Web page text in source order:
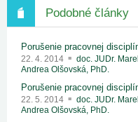
Podobné články
Porušenie pracovnej
22. 4. 2014 doc. JUDr.
Andrea Olšovská, PhD.
Porušenie pracovnej
22. 5. 2014 doc. JUDr.
Andrea Olšovská, PhD.